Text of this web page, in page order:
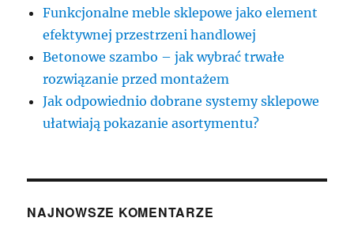
Funkcjonalne meble sklepowe jako element
efektywnej przestrzeni handlowej
Betonowe szambo – jak wybrać trwałe
rozwiązanie przed montażem
Jak odpowiednio dobrane systemy sklepowe
ułatwiają pokazanie asortymentu?
NAJNOWSZE KOMENTARZE